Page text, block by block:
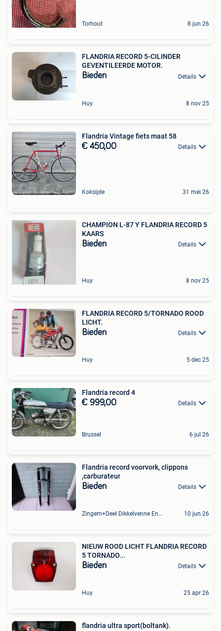
Torhout 8 jun 26
FLANDRIA RECORD 5-CILINDER
GEVENTILEERDE MOTOR.
Bieden Details
Huy 8 nov 25
Flandria Vintage fiets maat 58
€ 450,00 Details
Koksijde 31 mei 26
CHAMPION L-87 Y FLANDRIA RECORD 5
KAARS
Bieden Details
Huy 8 nov 25
FLANDRIA RECORD 5/TORNADO ROOD
LICHT.
Bieden Details
Huy 5 dec 25
Flandria record 4
€ 999,00 Details
Brussel 6 jul 26
Flandria record voorvork, clippons
,carburateur
Bieden Details
Zingem+Deel Dikkelvenne En Nederzwalm-Hermelgem 10 jun 26
NIEUW ROOD LICHT FLANDRIA RECORD
5 TORNADO...
Bieden Details
Huy 25 apr 26
flandria ultra sport(boltank).